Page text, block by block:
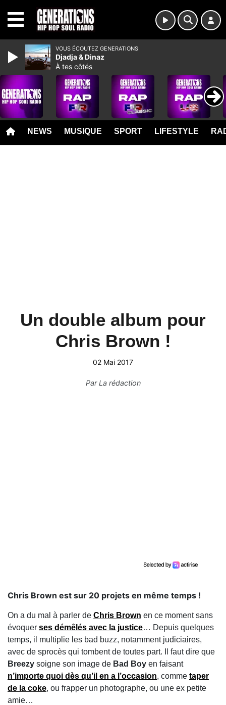
NEWS MUSIQUE SPORT LIFESTYLE
Un double album pour
Chris Brown !
02 Mai 2017
ParLa rédaction
​Chris Brown est sur 20 projets en même temps !
On a du mal à parler de Chris Brown en ce moment sans
évoquer ses démêlés avec la justice… Depuis quelques
temps, il multiplie les bad buzz, notamment judiciaires,
avec de sprocès qui tombent de toutes part. Il faut dire que
Breezy soigne son image de Bad Boy en faisant
n’importe quoi dès qu’il en a l’occasion, comme taper
de la coke, ou frapper un photographe, ou une ex petite
amie…
VOUS ÉCOUTEZ GENERATIONS
Djadja & Dinaz
À tes côtés